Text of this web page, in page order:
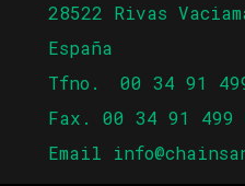
28522 Rivas
España
Tfno.
00 34 91
Fax. 00 34 91 499
Email